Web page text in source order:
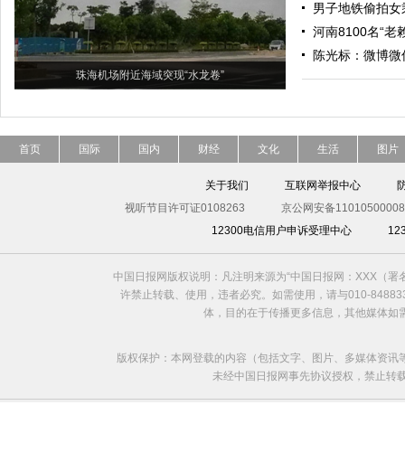
珠海机场附近海域突现“水龙卷”
男子地铁偷拍
河南8100名“老
陈光标：微博
首页 国际 国内 财经 文化 生活 图片
关于我们 互联网举报中心
视听节目许可证0108263
京公网安备
12300电信用户申诉受理中心
中国日报网版权说明：凡注明来源为“中国日报网：XXX（
许禁止转载、使用，违者必究。如需使用，请与010-
体，目的在于传播更多信息，其他媒体
版权保护：本网登载的内容（包括文字、图片、多媒体资
未经中国日报网事先协议授权，禁止转